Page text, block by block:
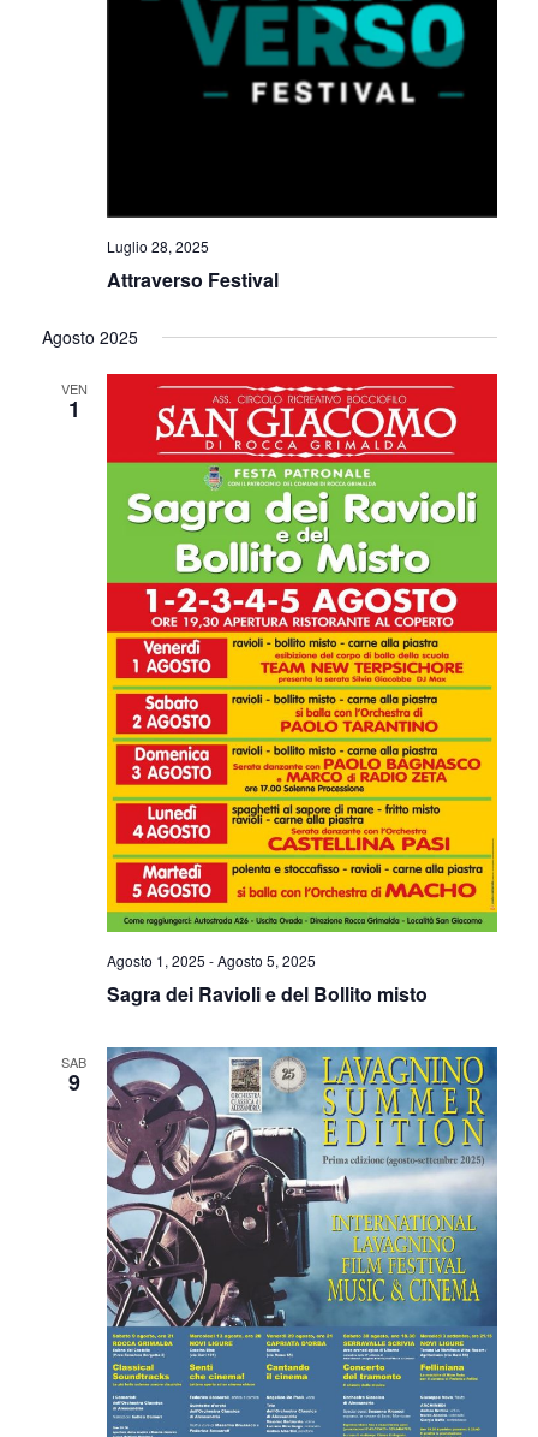
Luglio 28, 2025
Attraverso Festival
Agosto 2025
VEN
1
Agosto 1, 2025 -Agosto 5, 2025
Sagra dei Ravioli e del Bollito misto
SAB
9